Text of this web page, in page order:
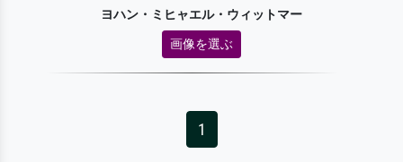
ヨハン・ミヒャエル・ウィットマー
画像を選ぶ
1